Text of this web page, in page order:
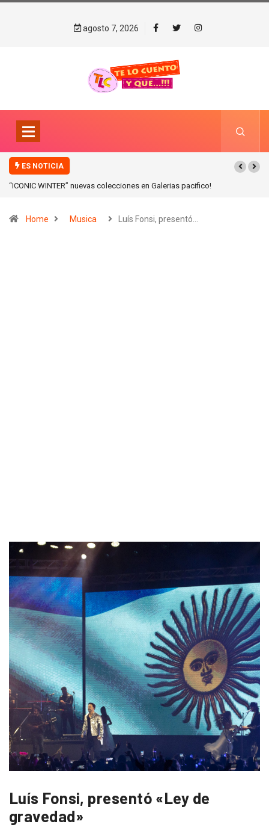
agosto 7, 2026
ES NOTICIA
“ICONIC WINTER” nuevas colecciones en Galerias pacifico!
Home Musica Luís Fonsi, presentó…
Luís Fonsi, presentó «Ley de
gravedad»